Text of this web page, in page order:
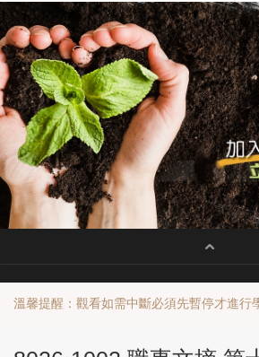
溫馨提醒：觀看如需中斷必須先暫停才進行